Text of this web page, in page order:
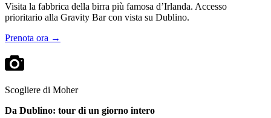
Visita la fabbrica della birra più famosa d’Irlanda. Accesso
prioritario alla Gravity Bar con vista su Dublino.
Prenota ora →
Scogliere di Moher
Da Dublino: tour di un giorno intero